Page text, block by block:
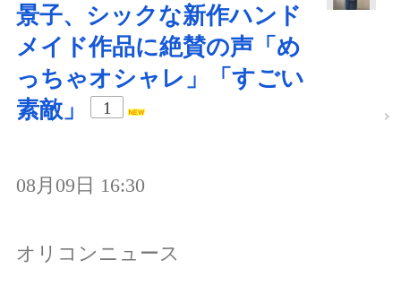
景子、シックな新作ハンド
メイド作品に絶賛の声「め
っちゃオシャレ」「すごい
素敵」
1
08月09日 16:30
オリコンニュース